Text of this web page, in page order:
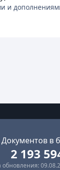
и
Документов в
2 193
обновления: